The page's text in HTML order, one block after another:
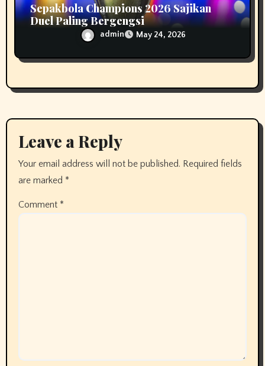
Sepakbola Champions 2026 Sajikan
Duel Paling Bergengsi
admin May 24, 2026
Leave a Reply
Your email address will not be published. Required fields
are marked *
Comment *